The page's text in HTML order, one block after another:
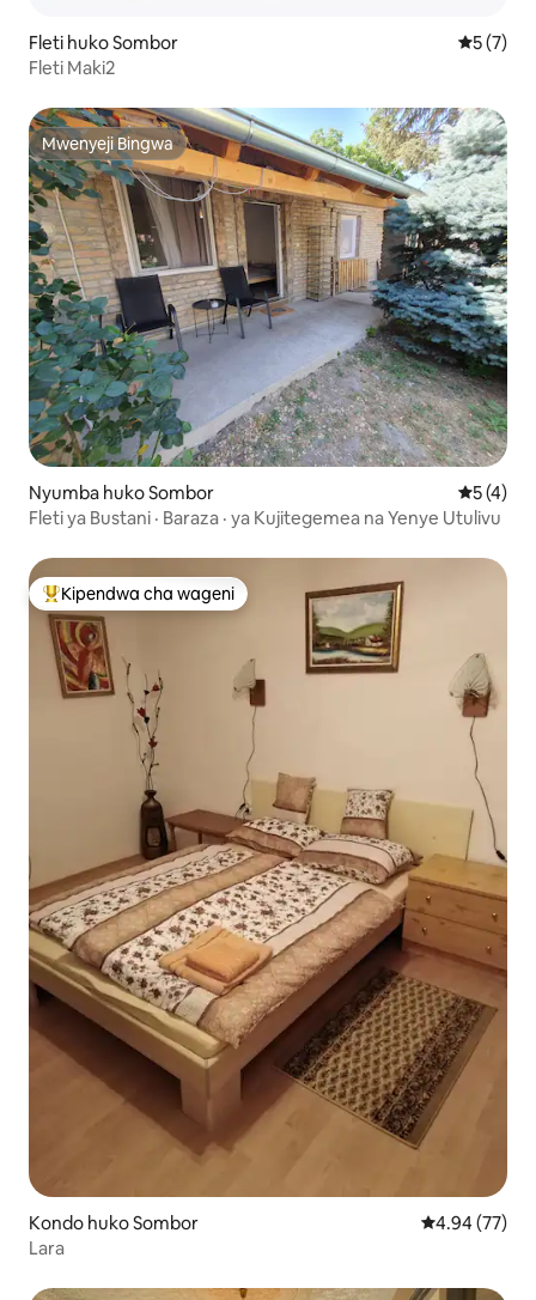
Fleti huko Sombor
5 (7)
Fleti Maki2
Mwenyeji Bingwa
Mwenyeji Bingwa
Nyumba huko Sombor
5 (4)
Fleti ya Bustani · Baraza · ya Kujitegemea na Yenye Utulivu
Kipendwa maarufu cha wageni
Kipendwa cha wageni
Kondo huko Sombor Ukadiriaji wa
4.94 (77)
Lara